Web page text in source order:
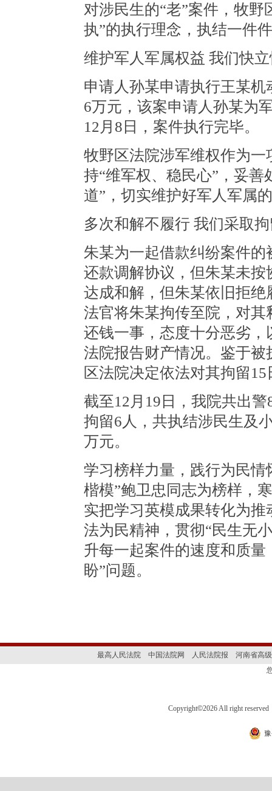
对涉民生的“老”案件，牧
执”的执行理念，执结一件
维护军人军属权益 我们快
申请人孙某申请执行王某
6万元，该案申请人孙某为
12月8日，案件执行完毕。
牧野区法院涉军维权作为
持“维军权、稳民心”，妥
道”，切实维护好军人军属
多次和解不履行 我们采取
朱某为一起借款纠纷案件
还款调解协议，但朱某未
达成和解，但朱某依旧拒
法官将朱某拘传至院，对
还钱一事，态度十分恶劣
法院报告财产情况。鉴于
区法院决定依法对其拘留15
截至12月19日，我院共出
拘留6人，共执结涉民生及
万元。
学习榜样力量，践行为民
楷模”鲍卫忠同志为榜样，
实把学习英模成果转化为
法为民精神，贯彻“民生无
升每一起案件的速度和质
盼”问题。
最高人民法院 中国法院网 人民法院报
河南省高
Copyright©2026 All right